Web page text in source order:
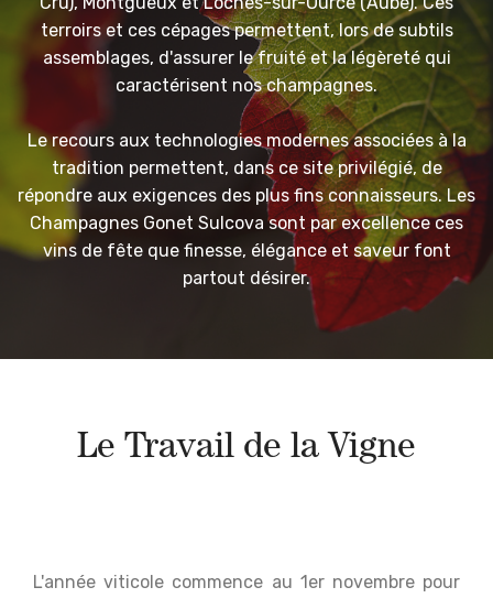
terroirs et ces cépages permettent, lors de subtils
assemblages, d'assurer le fruité et la légèreté qui
caractérisent nos champagnes.
Le recours aux technologies modernes associées à la
tradition permettent, dans ce site privilégié, de
répondre aux exigences des plus fins connaisseurs. Les
Champagnes Gonet Sulcova sont par excellence ces
vins de fête que finesse, élégance et saveur font
partout désirer.
Le Travail de la Vigne
L'année viticole commence au 1er novembre pour